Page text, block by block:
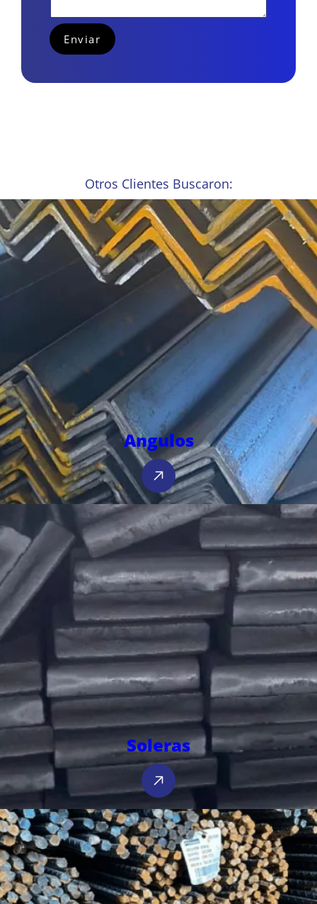
Otros Clientes Buscaron:
Angulos
Soleras